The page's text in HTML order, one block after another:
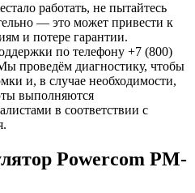
работать, не пытайтесь
— это может привести к
и потере гарантии.
по телефону +7 (800)
проведём диагностику, чтобы
и, в случае необходимости,
выполняются
в соответствии с
Powercom PM-